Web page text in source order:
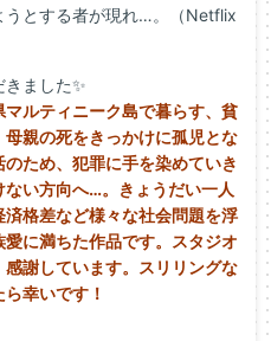
うとする者が現れ…。（Netflix
ました✨
ルティニーク島で暮らす、 貧
母親の死をきっかけに孤児とな
ため、犯罪に手を染めていき
ない方向へ…。きょうだい一人
済格差など様々な社会問題を浮
愛に満ちた作品です。スタジオ
謝しています。
スリリングな
幸いです！